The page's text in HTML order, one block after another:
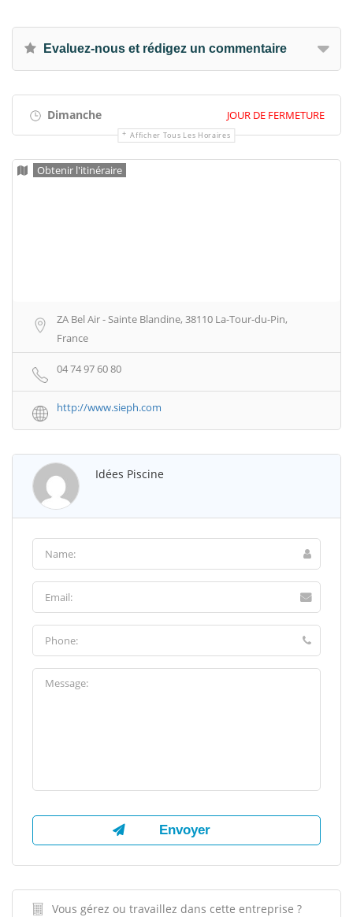
Evaluez-nous et rédigez un commentaire
Dimanche JOUR DE FERMETURE
Afficher Tous Les Horaires
Obtenir l'itinéraire
ZA Bel Air - Sainte Blandine, 38110 La-Tour-du-Pin,
France
04 74 97 60 80
http://www.sieph.com
Idées Piscine
Vous gérez ou travaillez dans cette entreprise ?